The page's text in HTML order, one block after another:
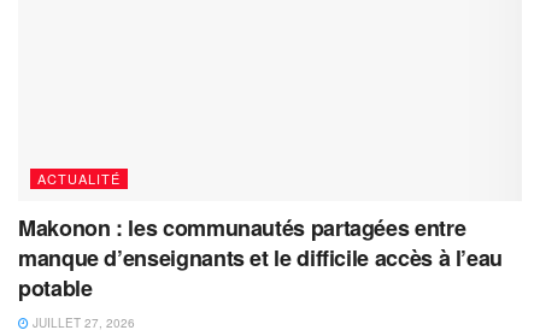
ACTUALITÉ
Makonon : les communautés partagées entre
manque d’enseignants et le difficile accès à l’eau
potable
JUILLET 27, 2026